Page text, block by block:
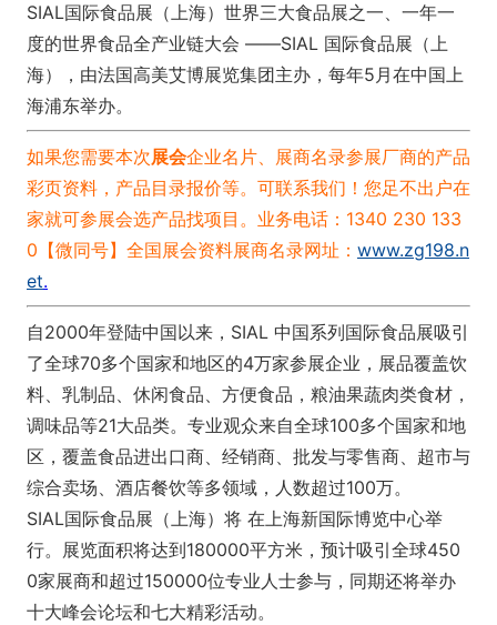
SIAL国际食品展（上海）世界三大食品展之一、一年一
度的世界食品全产业链大会 ——SIAL 国际食品展（上
海），由法国高美艾博展览集团主办，每年5月在中国上
海浦东举办。
如果您需要本次展会企业名片、展商名录参展厂商的产品
彩页资料，产品目录报价等。可联系我们！ 您足不出户在
家就可参展会选产品找项目。业务电话：1340 230 133
0【微同号】 全国展会资料展商名录网址： www.zg198.n
et.
自2000年登陆中国以来，SIAL 中国系列国际食品展吸引
了全球70多个国家和地区的4万家参展企业，展品覆盖饮
料、乳制品、休闲食品、方便食品，粮油果蔬肉类食材，
调味品等21大品类。专业观众来自全球100多个国家和地
区，覆盖食品进出口商、经销商、批发与零售商、超市与
综合卖场、酒店餐饮等多领域，人数超过100万。
SIAL国际食品展（上海）将 在上海新国际博览中心举
行。展览面积将达到180000平方米，预计吸引全球450
0家展商和超过150000位专业人士参与，同期还将举办
十大峰会论坛和七大精彩活动。